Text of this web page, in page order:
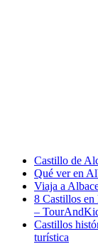
Castillo de
Qué ver en
Viaja a
8 Castillos en
–
Castillos
turística